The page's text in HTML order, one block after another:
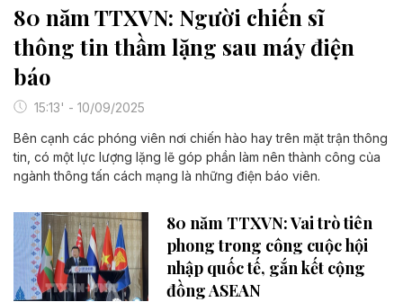
80 năm TTXVN: Người chiến sĩ
thông tin thầm lặng sau máy điện
báo
15:13' - 10/09/2025
Bên cạnh các phóng viên nơi chiến hào hay trên mặt trận thông
tin, có một lực lượng lặng lẽ góp phần làm nên thành công của
ngành thông tấn cách mạng là những điện báo viên.
80 năm TTXVN: Vai trò tiên
phong trong công cuộc hội
nhập quốc tế, gắn kết cộng
đồng ASEAN